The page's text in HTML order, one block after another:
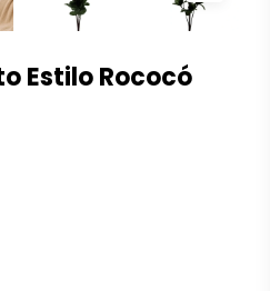
Estilo Rococó